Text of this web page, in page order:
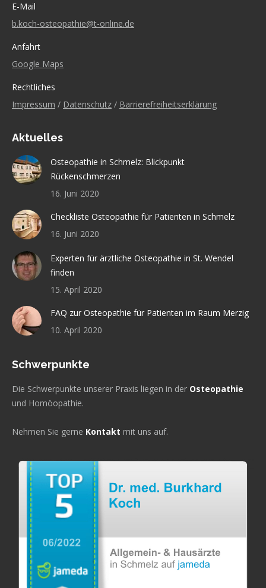
E-Mail
b.koch-osteopathie@t-online.de
Anfahrt
Google Maps
Rechtliches
Impressum / Datenschutz / Barrierefreiheitserklärung
Aktuelles
Osteopathie in Schmelz: Blickpunkt
Rückenschmerzen
16. Juni 2020
Checkliste Osteopathie für Patienten in Schmelz
16. Juni 2020
Experten für ärztliche Osteopathie in St. Wendel
finden
15. April 2020
FAQ zur Osteopathie für Patienten im Raum Merzig
10. April 2020
Schwerpunkte
Die Schwerpunkte unserer Praxis liegen in der Osteopathie
und Homöopathie.
Nehmen Sie gerne Kontakt mit uns auf.